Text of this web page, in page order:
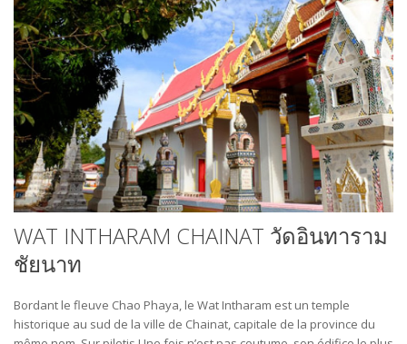
WAT INTHARAM CHAINAT วัดอินทาราม
ชัยนาท
Bordant le fleuve Chao Phaya, le Wat Intharam est un temple
historique au sud de la ville de Chainat, capitale de la province du